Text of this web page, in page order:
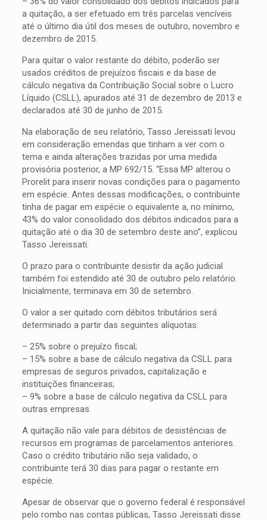
a quitação, a ser efetuado em três parcelas vencíveis
até o último dia útil dos meses de outubro, novembro e
dezembro de 2015.
Para quitar o valor restante do débito, poderão ser
usados créditos de prejuízos fiscais e da base de
cálculo negativa da Contribuição Social sobre o Lucro
Líquido (CSLL), apurados até 31 de dezembro de 2013 e
declarados até 30 de junho de 2015.
Na elaboração de seu relatório, Tasso Jereissati levou
em consideração emendas que tinham a ver com o
tema e ainda alterações trazidas por uma medida
provisória posterior, a MP 692/15. “Essa MP alterou o
Prorelit para inserir novas condições para o pagamento
em espécie. Antes dessas modificações, o contribuinte
tinha de pagar em espécie o equivalente a, no mínimo,
43% do valor consolidado dos débitos indicados para a
quitação até o dia 30 de setembro deste ano”, explicou
Tasso Jereissati.
O prazo para o contribuinte desistir da ação judicial
também foi estendido até 30 de outubro pelo relatório.
Inicialmente, terminava em 30 de setembro.
O valor a ser quitado com débitos tributários será
determinado a partir das seguintes alíquotas:
– 25% sobre o prejuízo fiscal;
– 15% sobre a base de cálculo negativa da CSLL para
empresas de seguros privados, capitalização e
instituições financeiras;
– 9% sobre a base de cálculo negativa da CSLL para
outras empresas.
A quitação não vale para débitos de desistências de
recursos em programas de parcelamentos anteriores.
Caso o crédito tributário não seja validado, o
contribuinte terá 30 dias para pagar o restante em
espécie.
Apesar de observar que o governo federal é responsável
pelo rombo nas contas públicas, Tasso Jereissati disse